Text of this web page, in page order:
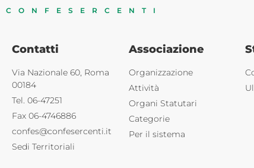
CONFESERCENTI
Contatti
Via Nazionale 60, Roma
00184
Tel. 06-47251
Fax 06-4746886
confes@confesercenti.it
Sedi Territoriali
Associazione
Organizzazione
Attività
Organi Statutari
Categorie
Per il sistema